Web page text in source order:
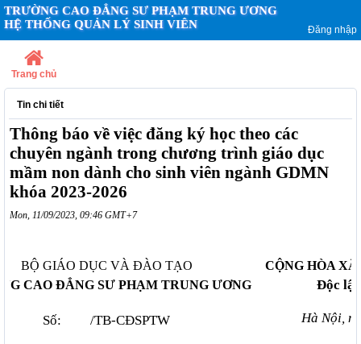
TRƯỜNG CAO ĐẲNG SƯ PHẠM TRUNG ƯƠNG
HỆ THỐNG QUẢN LÝ SINH VIÊN
Đăng nhập
Trang chủ
Tin chi tiết
Thông báo về việc đăng ký học theo các
chuyên ngành trong chương trình giáo dục
mầm non dành cho sinh viên ngành GDMN
khóa 2023-2026
Mon, 11/09/2023, 09:46 GMT+7
BỘ GIÁO DỤC VÀ ĐÀO TẠO
CAO ĐẲNG SƯ PHẠM TRUNG ƯƠNG
Số: /TB-CĐSPTW
CỘNG HÒA
Độc
Hà Nội,